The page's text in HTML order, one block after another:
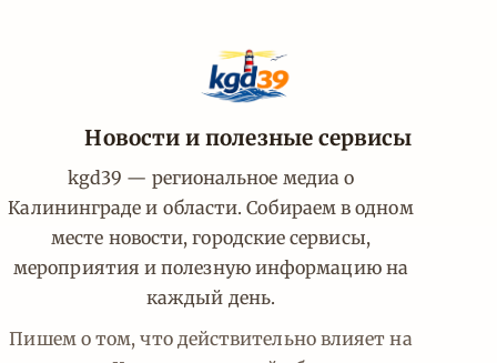
Новости и полезные сервисы
kgd39 — региональное медиа о
Калининграде и области. Собираем в одном
месте новости, городские сервисы,
мероприятия и полезную информацию на
каждый день.
Пишем о том, что действительно влияет на